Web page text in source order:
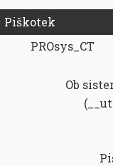
Piškotek
PROsys_CT
Ob